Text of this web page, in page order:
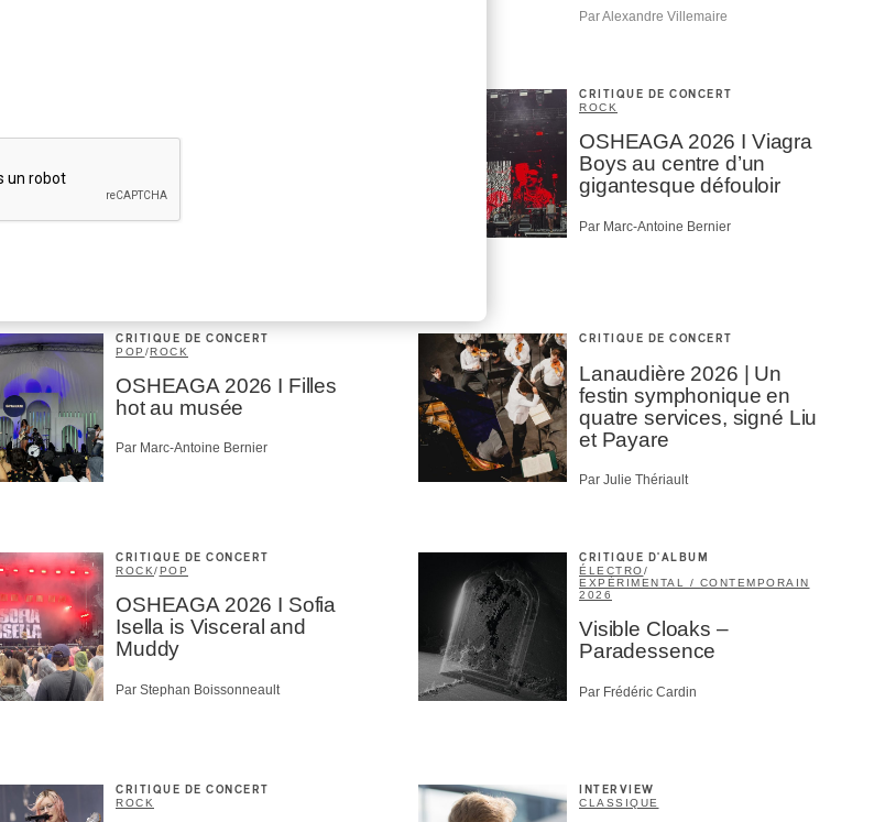
Par Alexandre Villemaire
OSHEAGA 2026 I Not For
scène de la Forêt
CRITIQUE DE CONCERT
ROCK
OSHEAGA 2026 I Viagra
Boys au centre d’un
gigantesque défouloir
Par Marc-Antoine Bernier
CRITIQUE DE CONCERT
POP /ROCK
OSHEAGA 2026 I Filles
hot au musée
Par Marc-Antoine Bernier
CRITIQUE DE CONCERT
Lanaudière 2026 | Un
festin symphonique en
quatre services, signé Liu
et Payare
Par Julie Thériault
CRITIQUE DE CONCERT
ROCK/POP
OSHEAGA 2026 I Sofia
Isella is Visceral and
Muddy
Par Stephan Boissonneault
CRITIQUE D'ALBUM
ÉLECTRO/
EXPÉRIMENTAL / CONTEMPORAIN
2026
Visible Cloaks –
Paradessence
Par Frédéric Cardin
CRITIQUE DE CONCERT
ROCK
INTERVIEW
CLASSIQUE